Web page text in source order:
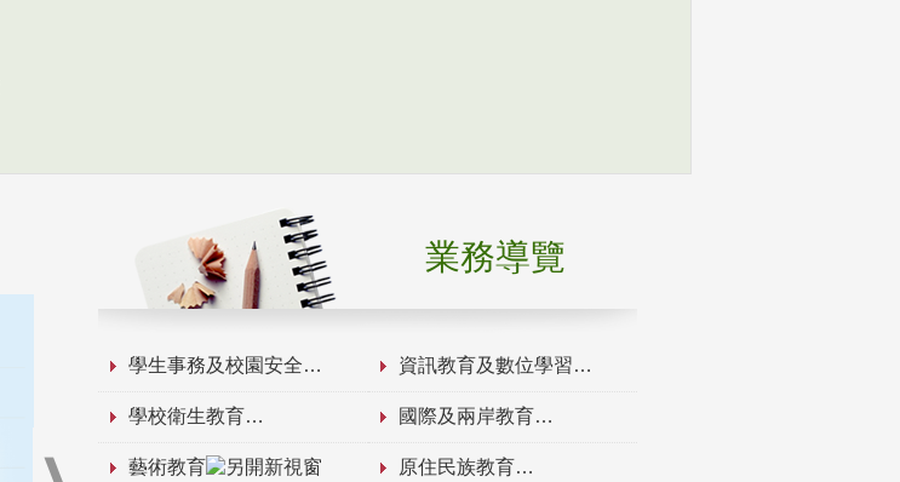
業務導覽
學生事務及校園安全 資訊教育及數位學習
學校衛生教育 國際及兩岸教育
藝術教育 原住民族教育